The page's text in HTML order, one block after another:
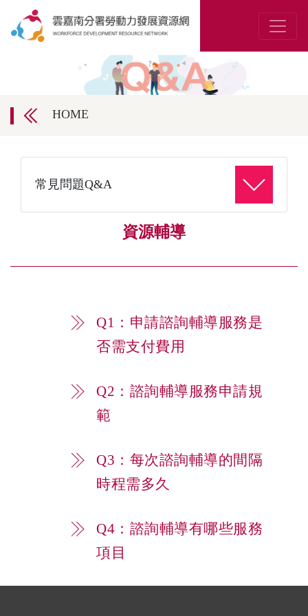
HOME
常見問題Q&A
資源輔導
Q1：申請諮詢輔導服務是
否需支付費用
Q2：諮詢輔導服務申請規
範
Q3：每次諮詢輔導的間隔
時程需多久
Q4：諮詢輔導有哪些服務
項目